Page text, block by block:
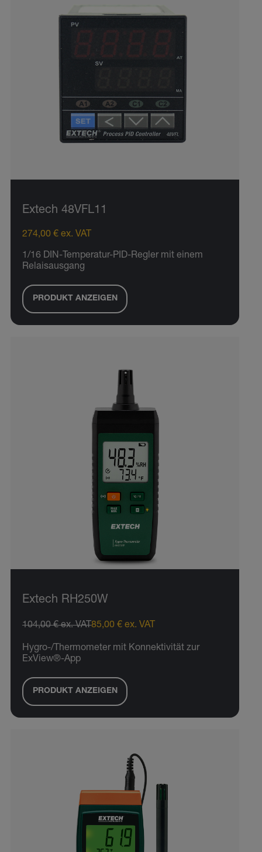
Extech 48VFL11
274,00 € ex. VAT
1/16 DIN-Temperatur-PID-Regler mit einem
Relaisausgang
PRODUKT ANZEIGEN
Extech RH250W
104,00 € ex. VAT85,00 € ex. VAT
Hygro-/Thermometer mit Konnektivität zur
ExView®-App
PRODUKT ANZEIGEN